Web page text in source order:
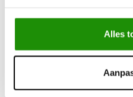
Alles
Lift - Ford Ranger
(2023 -) Belastingen:
Voor - 0-50 kg / Achter
600~ kg
€6.755,93
Incl. btw